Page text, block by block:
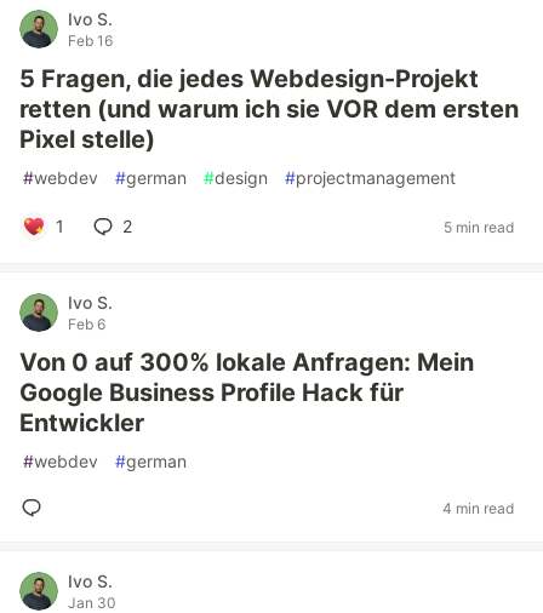
Ivo S.
Feb 16
5 Fragen, die jedes Webdesign-Projekt
retten (und warum ich sie VOR dem ersten
Pixel stelle)
#webdev #german #design #projectmanagement
1 2 5 min read
Ivo S.
Feb 6
Von 0 auf 300% lokale Anfragen: Mein
Google Business Profile Hack für
Entwickler
#webdev #german
4 min read
Ivo S.
Jan 30